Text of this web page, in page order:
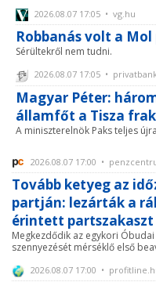
2026.08.07 17:05 • vg.hu
Robbanás volt a
Sérültekről nem tudni.
2026.08.07 17:05 •
Magyar Péter:
államfőt a Tisza
A miniszterelnök Paks teljes
2026.08.07 17:00 •
Tovább ketyeg az
partján: lezárták a
érintett partszakaszt
Megkezdődik az egykori
szennyezését mérséklő első
2026.08.07 17:00 •